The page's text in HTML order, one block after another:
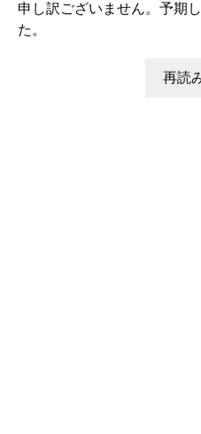
申し訳ございません。予期
た。
再読